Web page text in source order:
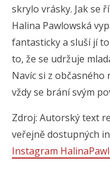
skrylo vrásky. Jak se
Halina Pawlowská
fantasticky a sluší jí
to, že se udržuje
Navíc si z občasného
vždy se brání svým
Zdroj: Autorský text
veřejně dostupných
Instagram